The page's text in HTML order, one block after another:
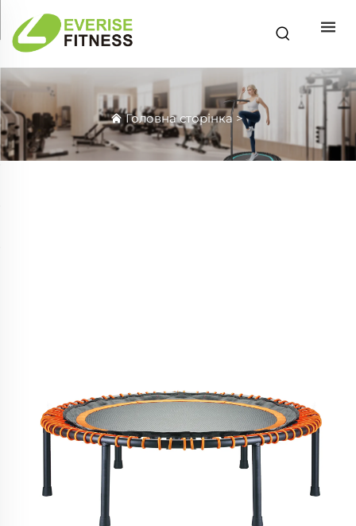
Головна сторінка>